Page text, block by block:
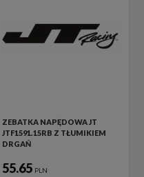
ZEBATKA NAPĘDOWA JT
JTF1591.15RB Z TŁUMIKIEM
DRGAŃ
55.65 PLN